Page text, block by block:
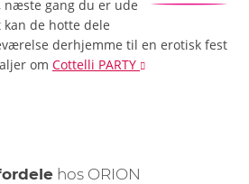
næste gang du er ude
de hotte dele
derhjemme til en erotisk fest
om Cottelli PARTY
hos ORION